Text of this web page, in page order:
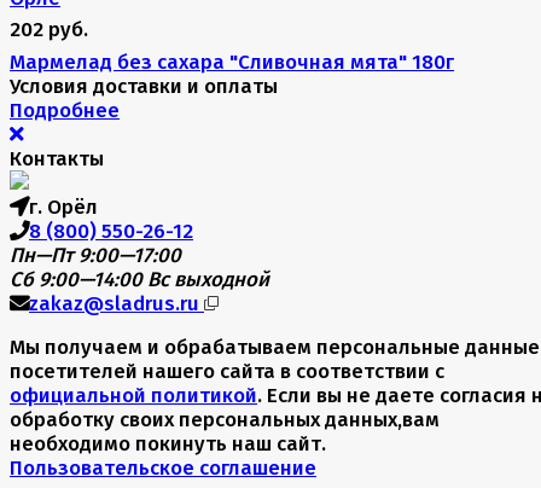
202 руб.
Мармелад без сахара "Сливочная мята" 180г
Условия доставки и оплаты
Подробнее
Контакты
г. Орёл
8 (800) 550-26-12
Пн—Пт 9:00—17:00
Сб 9:00—14:00 Вс выходной
zakaz@sladrus.ru
Мы получаем и обрабатываем персональные данные
посетителей нашего сайта в соответствии с
официальной политикой. Если вы не даете согласия
обработку своих персональных данных,вам
необходимо покинуть наш сайт.
Пользовательское соглашение